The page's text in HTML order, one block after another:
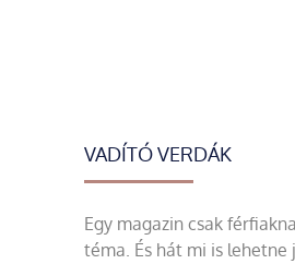
VADÍTÓ VERDÁK
Egy magazin csak
téma. És hát mi is lehetne